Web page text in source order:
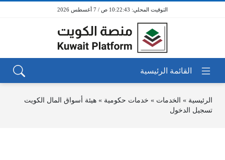
10:22:43 ص / 7 أغسطس 2026
الرئيسية » الخدمات » خدمات حكومية » هيئة أسواق المال الكويت
تسجيل الدخول